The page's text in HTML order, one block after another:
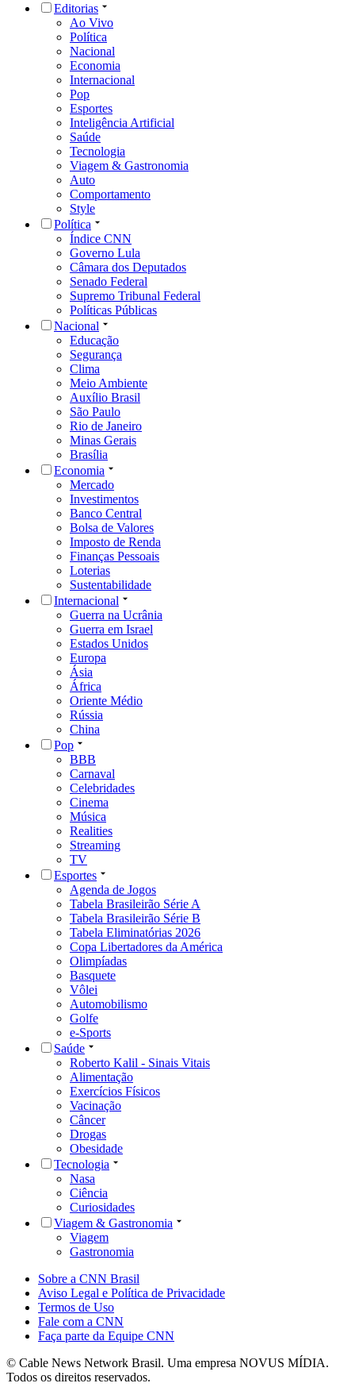
Editorias
Ao Vivo
Política
Nacional
Economia
Internacional
Pop
Esportes
Inteligência Artificial
Saúde
Tecnologia
Viagem & Gastronomia
Auto
Comportamento
Style
Política
Índice CNN
Governo Lula
Câmara dos Deputados
Senado Federal
Supremo Tribunal Federal
Políticas Públicas
Nacional
Educação
Segurança
Clima
Meio Ambiente
Auxílio Brasil
São Paulo
Rio de Janeiro
Minas Gerais
Brasília
Economia
Mercado
Investimentos
Banco Central
Bolsa de Valores
Imposto de Renda
Finanças Pessoais
Loterias
Sustentabilidade
Internacional
Guerra na Ucrânia
Guerra em Israel
Estados Unidos
Europa
Ásia
África
Oriente Médio
Rússia
China
Pop
BBB
Carnaval
Celebridades
Cinema
Música
Realities
Streaming
TV
Esportes
Agenda de Jogos
Tabela Brasileirão Série A
Tabela Brasileirão Série B
Tabela Eliminatórias 2026
Copa Libertadores da América
Olimpíadas
Basquete
Vôlei
Automobilismo
Golfe
e-Sports
Saúde
Roberto Kalil - Sinais Vitais
Alimentação
Exercícios Físicos
Vacinação
Câncer
Drogas
Obesidade
Tecnologia
Nasa
Ciência
Curiosidades
Viagem & Gastronomia
Viagem
Gastronomia
Sobre a CNN Brasil
Aviso Legal e Política de Privacidade
Termos de Uso
Fale com a CNN
Faça parte da Equipe CNN
© Cable News Network Brasil. Uma empresa NOVUS MÍDIA.
Todos os direitos reservados.